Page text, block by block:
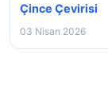
Çince Çevirisi
03 Nisan 2026